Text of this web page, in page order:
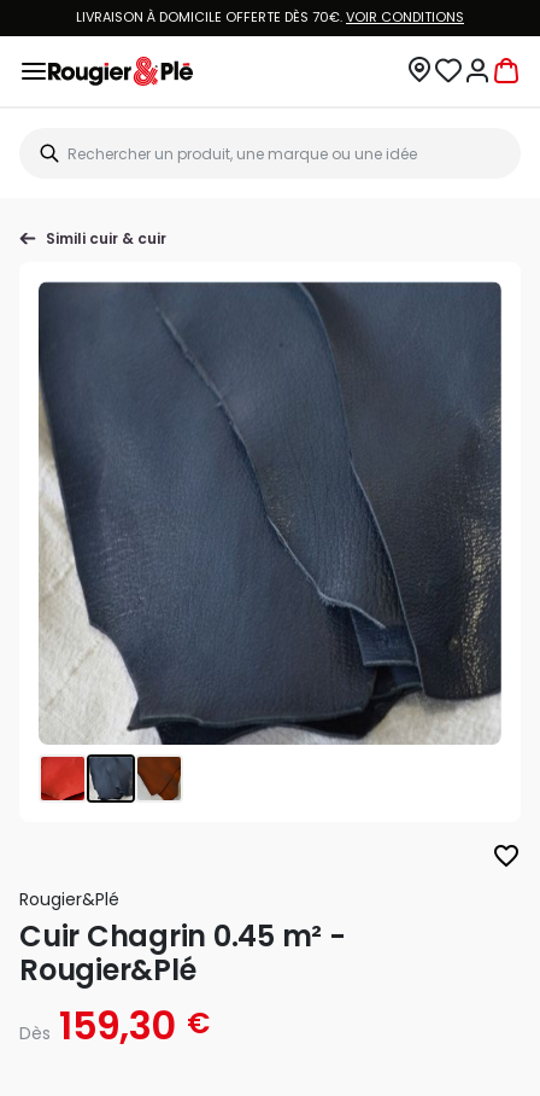
LIVRAISON À DOMICILE OFFERTE DÈS 70€.VOIR CONDITIONS
Simili cuir & cuir
favorite_border
Rougier&plé
Cuir Chagrin 0.45 m² -
Rougier&Plé
Dès 159,30 €